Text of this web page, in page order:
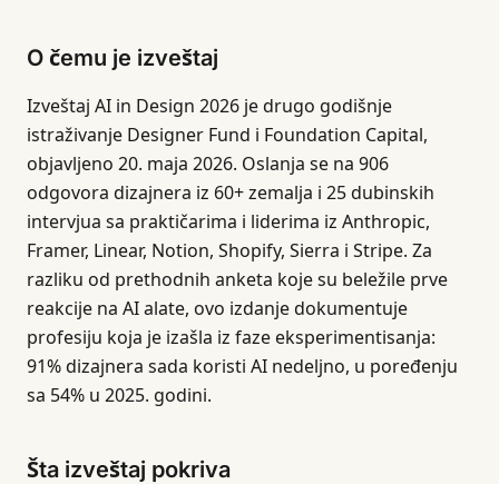
O čemu je izveštaj
Izveštaj AI in Design 2026 je drugo godišnje
istraživanje Designer Fund i Foundation Capital,
objavljeno 20. maja 2026. Oslanja se na 906
odgovora dizajnera iz 60+ zemalja i 25 dubinskih
intervjua sa praktičarima i liderima iz Anthropic,
Framer, Linear, Notion, Shopify, Sierra i Stripe. Za
razliku od prethodnih anketa koje su beležile prve
reakcije na AI alate, ovo izdanje dokumentuje
profesiju koja je izašla iz faze eksperimentisanja:
91% dizajnera sada koristi AI nedeljno, u poređenju
sa 54% u 2025. godini.
Šta izveštaj pokriva